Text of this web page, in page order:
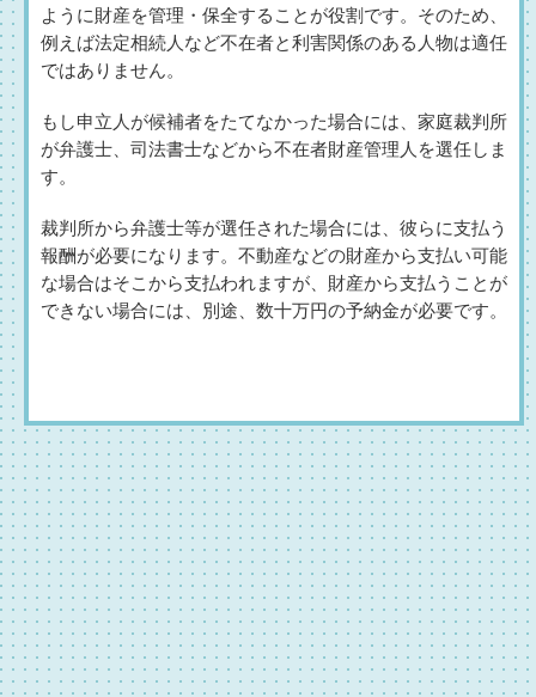
ように財産を管理・保全することが役割です。そのため、
例えば法定相続人など不在者と利害関係のある人物は適任
ではありません。
もし申立人が候補者をたてなかった場合には、家庭裁判所
が弁護士、司法書士などから不在者財産管理人を選任しま
す。
裁判所から弁護士等が選任された場合には、彼らに支払う
報酬が必要になります。不動産などの財産から支払い可能
な場合はそこから支払われますが、財産から支払うことが
できない場合には、別途、数十万円の予納金が必要です。